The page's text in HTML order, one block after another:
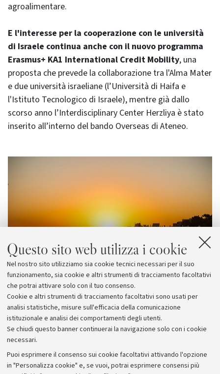
Questo sito web utilizza i cookie
Nel nostro sito utilizziamo sia cookie tecnici necessari per il suo
funzionamento, sia cookie e altri strumenti di tracciamento facoltativi
che potrai attivare solo con il tuo consenso.
Cookie e altri strumenti di tracciamento facoltativi sono usati per
analisi statistiche, misure sull'efficacia della comunicazione
istituzionale e analisi dei comportamenti degli utenti.
Se chiudi questo banner continuerai la navigazione solo con i cookie
necessari.
Puoi esprimere il consenso sui cookie facoltativi attivando l'opzione
in "Personalizza cookie" e, se vuoi, potrai esprimere consensi più
agroalimentare.
E l'interesse per la cooperazione con le università
di Israele continua anche con il nuovo programma
Erasmus+ KA1 International Credit Mobility, una
proposta che prevede la collaborazione tra l'Alma Mater
e due università israeliane (l’Università di Haifa e
l'Istituto Tecnologico di Israele), mentre già dallo
scorso anno l’Interdisciplinary Center Herzliya è stato
inserito all’interno del bando Overseas di Ateneo.
Archivio
Comunicati stampa